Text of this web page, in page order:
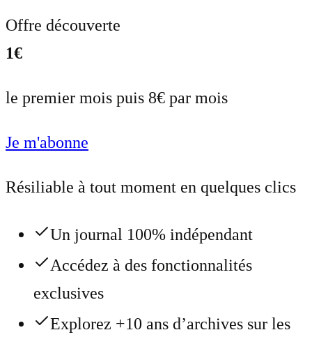
Offre découverte
1€
le premier mois puis 8€ par mois
Je m'abonne
Résiliable à tout moment en quelques clics
Un journal 100% indépendant
Accédez à des fonctionnalités
exclusives
Explorez +10 ans d’archives sur les